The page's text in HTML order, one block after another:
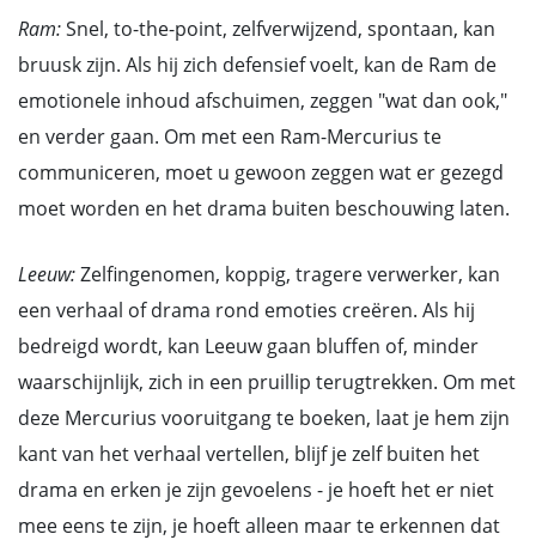
Ram:Snel, to-the-point, zelfverwijzend, spontaan, kan
bruusk zijn. Als hij zich defensief voelt, kan de Ram de
emotionele inhoud afschuimen, zeggen "wat dan ook,"
en verder gaan. Om met een Ram-Mercurius te
communiceren, moet u gewoon zeggen wat er gezegd
moet worden en het drama buiten beschouwing laten.
Leeuw:Zelfingenomen, koppig, tragere verwerker, kan
een verhaal of drama rond emoties creëren. Als hij
bedreigd wordt, kan Leeuw gaan bluffen of, minder
waarschijnlijk, zich in een pruillip terugtrekken. Om met
deze Mercurius vooruitgang te boeken, laat je hem zijn
kant van het verhaal vertellen, blijf je zelf buiten het
drama en erken je zijn gevoelens - je hoeft het er niet
mee eens te zijn, je hoeft alleen maar te erkennen dat